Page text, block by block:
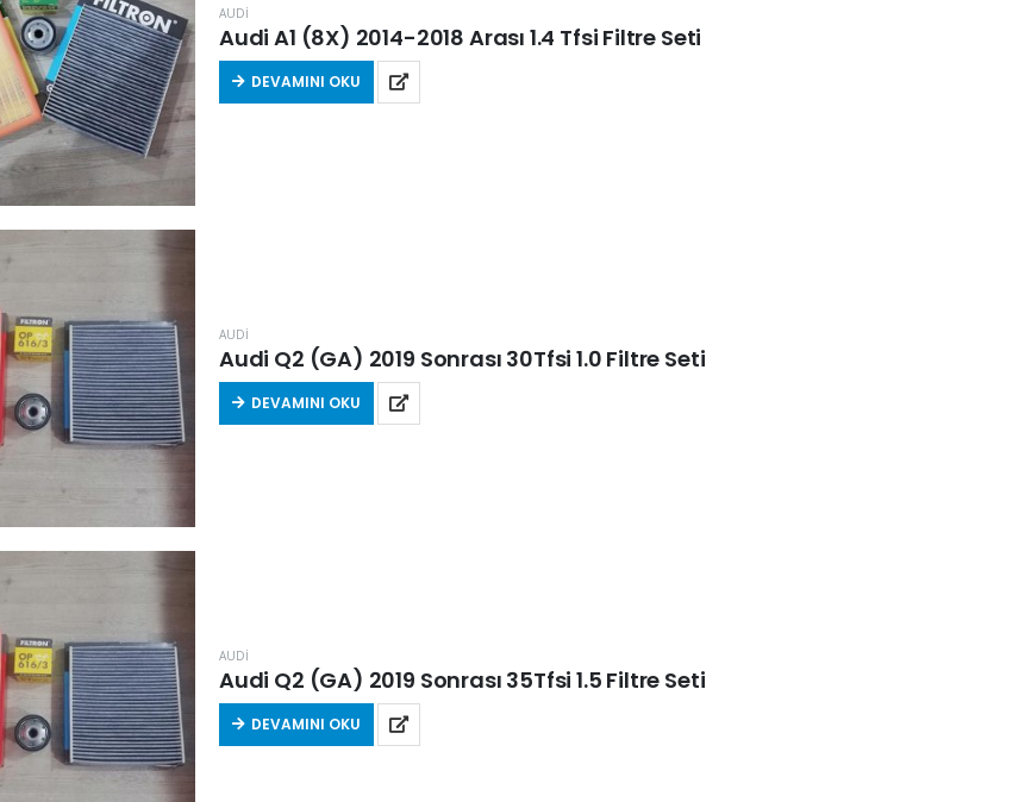
AUDİ
Audi A1 (8X) 2014-2018 Arası 1.4 Tfsi Filtre Seti
DEVAMINI OKU
AUDİ
Audi Q2 (GA) 2019 Sonrası 30Tfsi 1.0 Filtre Seti
DEVAMINI OKU
AUDİ
Audi Q2 (GA) 2019 Sonrası 35Tfsi 1.5 Filtre Seti
DEVAMINI OKU